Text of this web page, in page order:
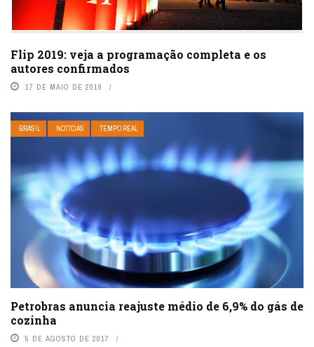
Flip 2019: veja a programação completa e os
autores confirmados
17 DE MAIO DE 2019
BRASIL NOTÍCIAS TEMPO REAL
Petrobras anuncia reajuste médio de 6,9% do gás de
cozinha
5 DE AGOSTO DE 2017